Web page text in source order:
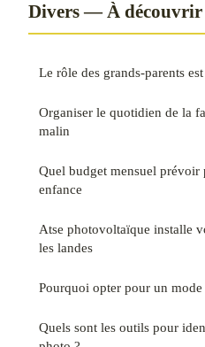
Divers — À découvrir
Le rôle des grands-parents
Organiser le quotidien de la
malin
Quel budget mensuel prévoir
enfance
Atse photovoltaïque installe
les landes
Pourquoi opter pour un
Quels sont les outils pour